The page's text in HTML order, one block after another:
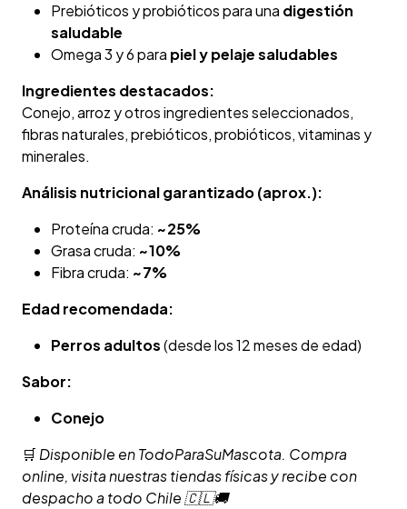
Prebióticos y probióticos para una digestión
saludable
Omega 3 y 6 para piel y pelaje saludables
Ingredientes destacados:
Conejo, arroz y otros ingredientes seleccionados,
fibras naturales, prebióticos, probióticos, vitaminas y
minerales.
Análisis nutricional garantizado (aprox.):
Proteína cruda: ~25%
Grasa cruda: ~10%
Fibra cruda: ~7%
Edad recomendada:
Perros adultos(desde los 12 meses de edad)
Sabor:
Conejo
🛒 Disponible en TodoParaSuMascota. Compra
online, visita nuestras tiendas físicas y recibe con
despacho a todo Chile 🇨🇱🚚